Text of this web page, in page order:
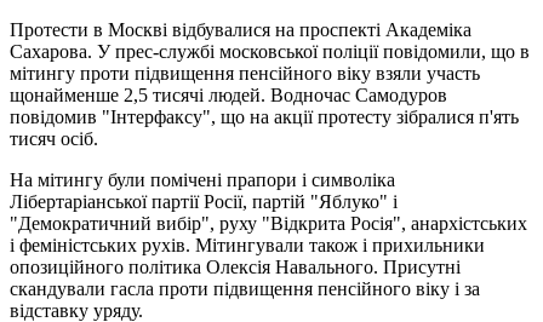
Протести в Москві відбувалися на проспекті Академіка
Сахарова. У прес-службі московської поліції повідомили, що в
мітингу проти підвищення пенсійного віку взяли участь
щонайменше 2,5 тисячі людей. Водночас Самодуров
повідомив "Інтерфаксу", що на акції протесту зібралися п'ять
тисяч осіб.
На мітингу були помічені прапори і символіка
Лібертаріанської партії Росії, партій "Яблуко" і
"Демократичний вибір", руху "Відкрита Росія", анархістських
і феміністських рухів. Мітингували також і прихильники
опозиційного політика Олексія Навального. Присутні
скандували гасла проти підвищення пенсійного віку і за
відставку уряду.